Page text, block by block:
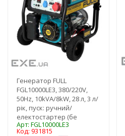
Генератор FULL
FGL10000LE3, 380/220V,
50Hz, 10kVA/8kW, 28 л, 3 л/
рік, пуск: ручний/
електостартер (бе
Арт: FGL10000LE3
Код: 931815